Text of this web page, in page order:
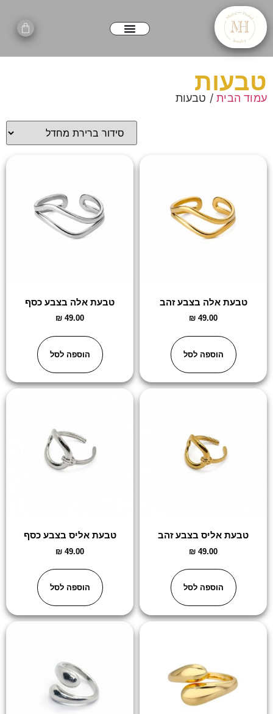
טבעות
עמוד הבית/ טבעות
טבעת אלה בצבע זהב
₪ 49.00
הוספה לסל
טבעת אלה בצבע כסף
₪ 49.00
הוספה לסל
טבעת אליס בצבע זהב
₪ 49.00
הוספה לסל
טבעת אליס בצבע כסף
₪ 49.00
הוספה לסל